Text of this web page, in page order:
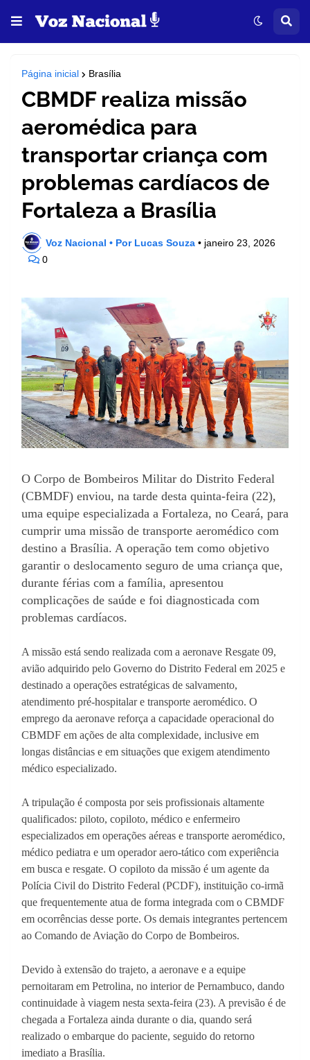
Página inicial Brasília
CBMDF realiza missão
aeromédica para
transportar criança com
problemas cardíacos de
Fortaleza a Brasília
Voz Nacional • Por Lucas Souza • janeiro 23, 2026
0
O Corpo de Bombeiros Militar do Distrito Federal
(CBMDF) enviou, na tarde desta quinta-feira (22),
uma equipe especializada a Fortaleza, no Ceará, para
cumprir uma missão de transporte aeromédico com
destino a Brasília. A operação tem como objetivo
garantir o deslocamento seguro de uma criança que,
durante férias com a família, apresentou
complicações de saúde e foi diagnosticada com
problemas cardíacos.
A missão está sendo realizada com a aeronave Resgate 09,
avião adquirido pelo Governo do Distrito Federal em 2025 e
destinado a operações estratégicas de salvamento,
atendimento pré-hospitalar e transporte aeromédico. O
emprego da aeronave reforça a capacidade operacional do
CBMDF em ações de alta complexidade, inclusive em
longas distâncias e em situações que exigem atendimento
médico especializado.
A tripulação é composta por seis profissionais altamente
qualificados: piloto, copiloto, médico e enfermeiro
especializados em operações aéreas e transporte aeromédico,
médico pediatra e um operador aero-tático com experiência
em busca e resgate. O copiloto da missão é um agente da
Polícia Civil do Distrito Federal (PCDF), instituição co-irmã
que frequentemente atua de forma integrada com o CBMDF
em ocorrências desse porte. Os demais integrantes pertencem
ao Comando de Aviação do Corpo de Bombeiros.
Devido à extensão do trajeto, a aeronave e a equipe
pernoitaram em Petrolina, no interior de Pernambuco, dando
continuidade à viagem nesta sexta-feira (23). A previsão é de
chegada a Fortaleza ainda durante o dia, quando será
realizado o embarque do paciente, seguido do retorno
imediato a Brasília.